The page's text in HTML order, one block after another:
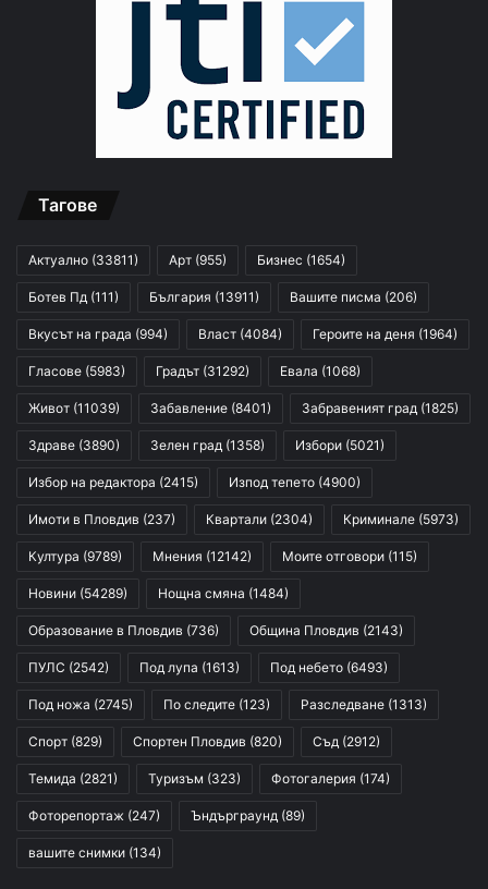
Тагове
Актуално (33811) Арт (955) Бизнес (1654)
Ботев Пд (111) България (13911) Вашите писма (206)
Вкусът на града (994) Власт (4084) Героите на деня (1964)
Гласове (5983) Градът (31292) Евала (1068)
Живот (11039) Забавление (8401) Забравеният град (1825)
Здраве (3890) Зелен град (1358) Избори (5021)
Избор на редактора (2415) Изпод тепето (4900)
Имоти в Пловдив (237) Квартали (2304) Криминале (5973)
Култура (9789) Мнения (12142) Моите отговори (115)
Новини (54289) Нощна смяна (1484)
Образование в Пловдив (736) Община Пловдив (2143)
ПУЛС (2542) Под лупа (1613) Под небето (6493)
Под ножа (2745) По следите (123) Разследване (1313)
Спорт (829) Спортен Пловдив (820) Съд (2912)
Темида (2821) Туризъм (323) Фотогалерия (174)
Фоторепортаж (247) Ъндърграунд (89)
вашите снимки (134)